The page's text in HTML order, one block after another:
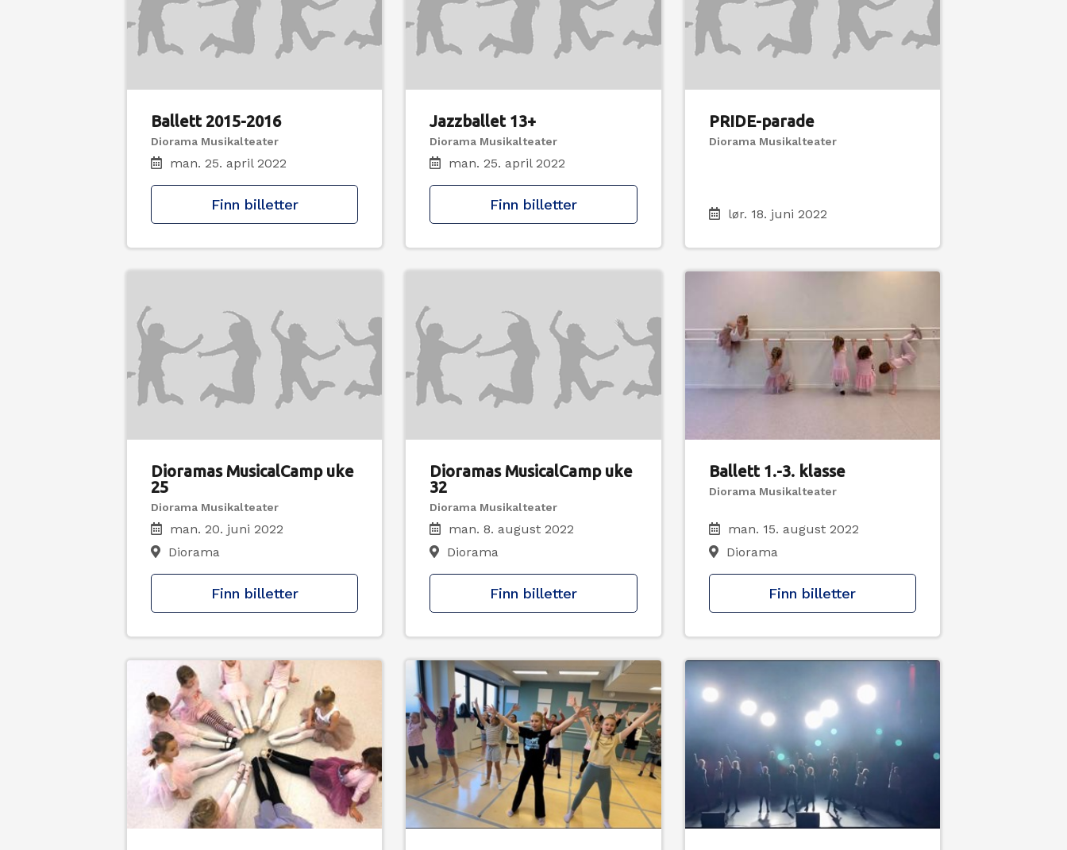
Ballett 2015-2016
Diorama Musikalteater
man. 25. april 2022
Finn billetter
Jazzballet 13+
Diorama Musikalteater
man. 25. april 2022
Finn billetter
PRIDE-parade
Diorama Musikalteater
lør. 18. juni 2022
Dioramas MusicalCamp uke
25
Diorama Musikalteater
man. 20. juni 2022
Diorama
Finn billetter
Dioramas MusicalCamp uke
32
Diorama Musikalteater
man. 8. august 2022
Diorama
Finn billetter
Ballett 1.-3. klasse
Diorama Musikalteater
man. 15. august 2022
Diorama
Finn billetter